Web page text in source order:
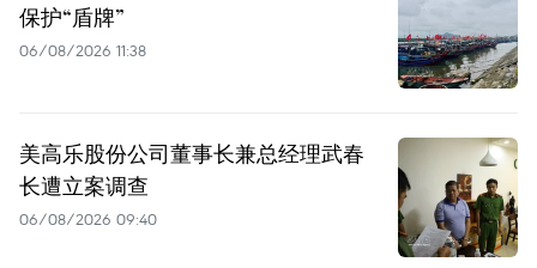
保护“盾牌”
06/08/2026 11:38
美高乐股份公司董事长兼总经理武春
长遭立案调查
06/08/2026 09:40